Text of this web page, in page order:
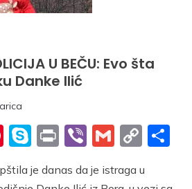
U BEČU: Evo šta
Danke Ilić
Pinterest
Skype
PrintViberGmail
je danas da je istraga u